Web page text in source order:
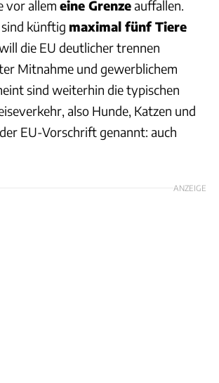
vor allem eine Grenzeauffallen.
sind künftig maximal fünf Tiere
die EU deutlicher trennen
Mitnahme und gewerblichem
sind weiterhin die typischen
also Hunde, Katzen und
EU-Vorschrift genannt: auch
ANZEIGE